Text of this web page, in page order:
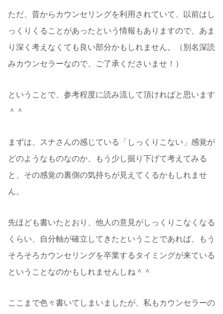
ただ、昔からカウンセリングを利用されていて、以前はし
っくりくることがあったという情報もありますので、あま
り深く考えなくても良い部分かもしれません。（別名深読
みカウンセラーなので、ご了承くださいませ！）
ということで、参考程度に読み流して頂ければと思います
＾＾
まずは、スナさんの感じている「しっくりこない」感覚が
どのようなものなのか、もう少し掘り下げて考えてみる
と、その感覚の裏側の気持ちが見えてくるかもしれませ
ん。
先ほども書いたとおり、他人の意見がしっくりこなくなる
くらい、自分軸が確立してきたということであれば、もう
そろそろカウンセリングを卒業するタイミングが来ている
ということなのかもしれませんしね＾＾
ここまで色々書いてしまいましたが、私もカウンセラーの